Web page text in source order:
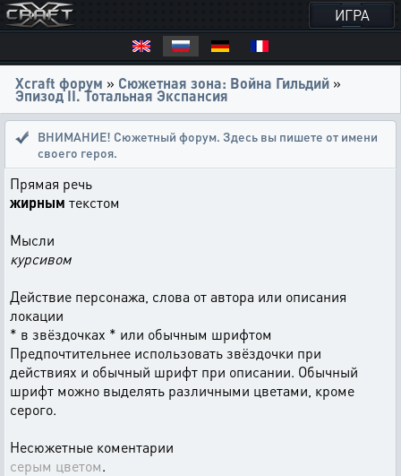
ИГРА
Xcraft форум » Сюжетная зона: Война Гильдий »
Эпизод II. Тотальная Экспансия
ВНИМАНИЕ! Сюжетный форум. Здесь вы пишете от имени
своего героя.
Прямая речь
жирным текстом
Мысли
курсивом
Действие персонажа, слова от автора или описания
локации
* в звёздочках * или обычным шрифтом
Предпочтительнее использовать звёздочки при
действиях и обычный шрифт при описании. Обычный
шрифт можно выделять различными цветами, кроме
серого.
Несюжетные коментарии
серым цветом.